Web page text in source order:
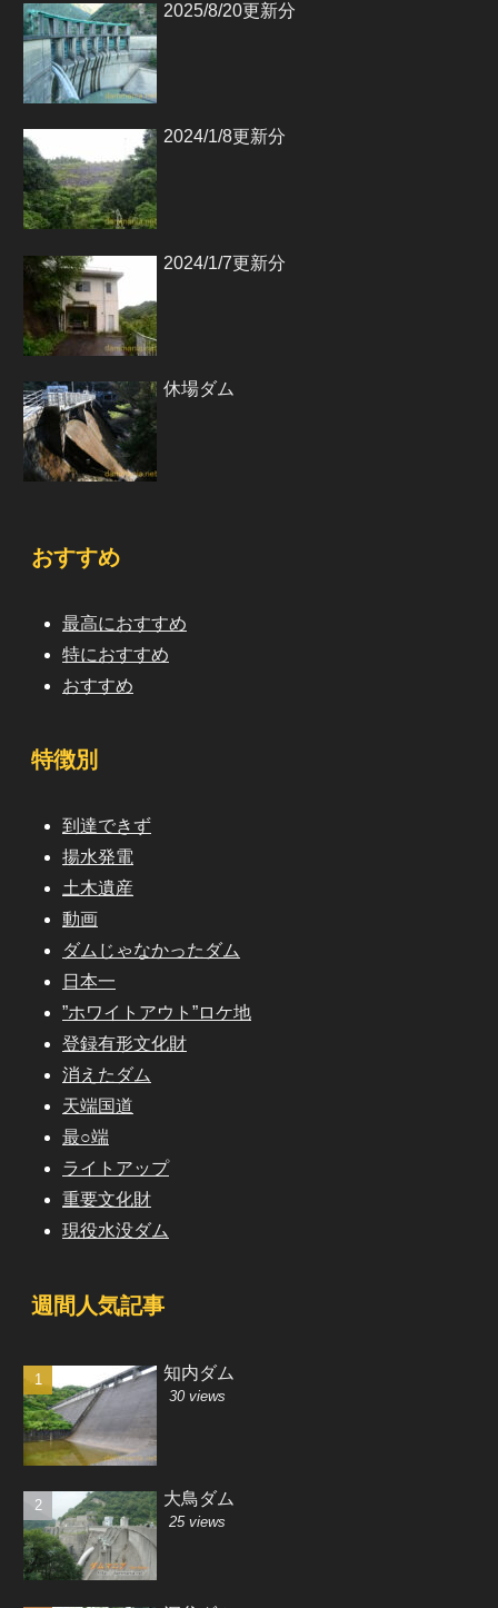
2025/8/20更新分
2024/1/8更新分
2024/1/7更新分
休場ダム
おすすめ
最高におすすめ
特におすすめ
おすすめ
特徴別
到達できず
揚水発電
土木遺産
動画
ダムじゃなかったダム
日本一
”ホワイトアウト”ロケ地
登録有形文化財
消えたダム
天端国道
最○端
ライトアップ
重要文化財
現役水没ダム
週間人気記事
知内ダム
30 views
大鳥ダム
25 views